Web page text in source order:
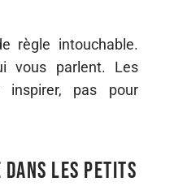
règle intouchable.
vous parlent. Les
pas pour
dans les petits